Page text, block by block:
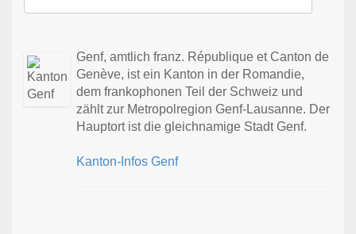
Genf, amtlich franz. République et Canton de
Genève, ist ein Kanton in der Romandie,
dem frankophonen Teil der Schweiz und
zählt zur Metropolregion Genf-Lausanne. Der
Hauptort ist die gleichnamige Stadt Genf.
Kanton-Infos Genf